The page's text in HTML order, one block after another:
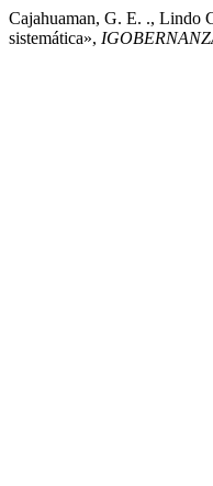
Cajahuaman, G. E. ., Lindo
sistemática»,